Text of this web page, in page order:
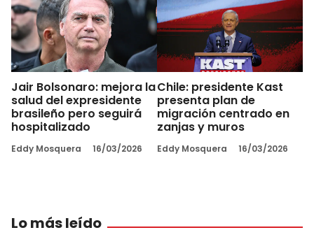
Jair Bolsonaro: mejora la
salud del expresidente
brasileño pero seguirá
hospitalizado
Eddy Mosquera 16/03/2026
Chile: presidente Kast
presenta plan de
migración centrado en
zanjas y muros
Eddy Mosquera 16/03/2026
Lo más leído